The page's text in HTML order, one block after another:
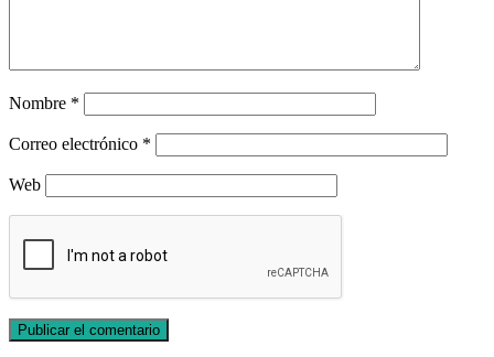
Nombre *
Correo electrónico *
Web